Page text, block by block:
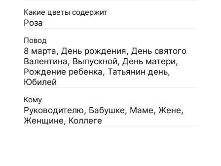
Какие цветы содержит
Роза
Повод
8 марта, День рождения, День святого
Валентина, Выпускной, День матери,
Рождение ребенка, Татьянин день,
Юбилей
Кому
Руководителю, Бабушке, Маме, Жене,
Женщине, Коллеге